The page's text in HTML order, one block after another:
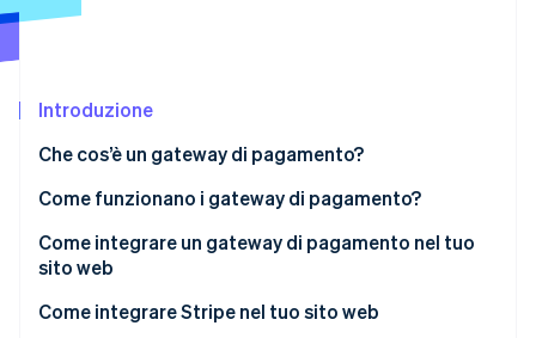
Scopri cosa ti aspetta
Atlas
Climate
Rimozione del carbonio
Verifica online dell'identità
Introduzione
Che cos’è un gateway di pagamento?
Come funzionano i gateway di pagamento?
Come integrare un gateway di pagamento nel tuo
sito web
1. Scegli un gateway di pagamento
Come integrare Stripe nel tuo sito web